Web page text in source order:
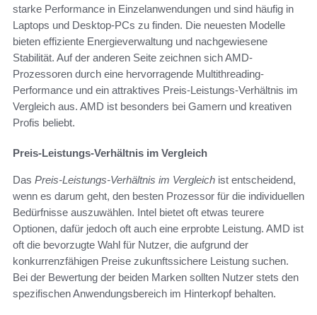
starke Performance in Einzelanwendungen und sind häufig in
Laptops und Desktop-PCs zu finden. Die neuesten Modelle
bieten effiziente Energieverwaltung und nachgewiesene
Stabilität. Auf der anderen Seite zeichnen sich AMD-
Prozessoren durch eine hervorragende Multithreading-
Performance und ein attraktives Preis-Leistungs-Verhältnis im
Vergleich aus. AMD ist besonders bei Gamern und kreativen
Profis beliebt.
Preis-Leistungs-Verhältnis im Vergleich
Das Preis-Leistungs-Verhältnis im Vergleich ist entscheidend,
wenn es darum geht, den besten Prozessor für die individuellen
Bedürfnisse auszuwählen. Intel bietet oft etwas teurere
Optionen, dafür jedoch oft auch eine erprobte Leistung. AMD ist
oft die bevorzugte Wahl für Nutzer, die aufgrund der
konkurrenzfähigen Preise zukunftssichere Leistung suchen.
Bei der Bewertung der beiden Marken sollten Nutzer stets den
spezifischen Anwendungsbereich im Hinterkopf behalten.